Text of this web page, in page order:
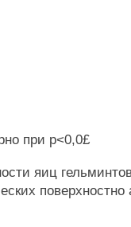
при р<0,0£
яиц